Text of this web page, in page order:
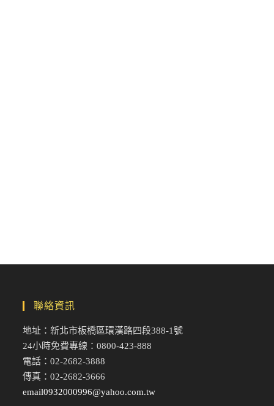
聯絡資訊
地址：新北市板橋區環漢路四段388-1號
24小時免費專線：0800-423-888
電話：02-2682-3888
傳真：02-2682-3666
email0932000996@yahoo.com.tw